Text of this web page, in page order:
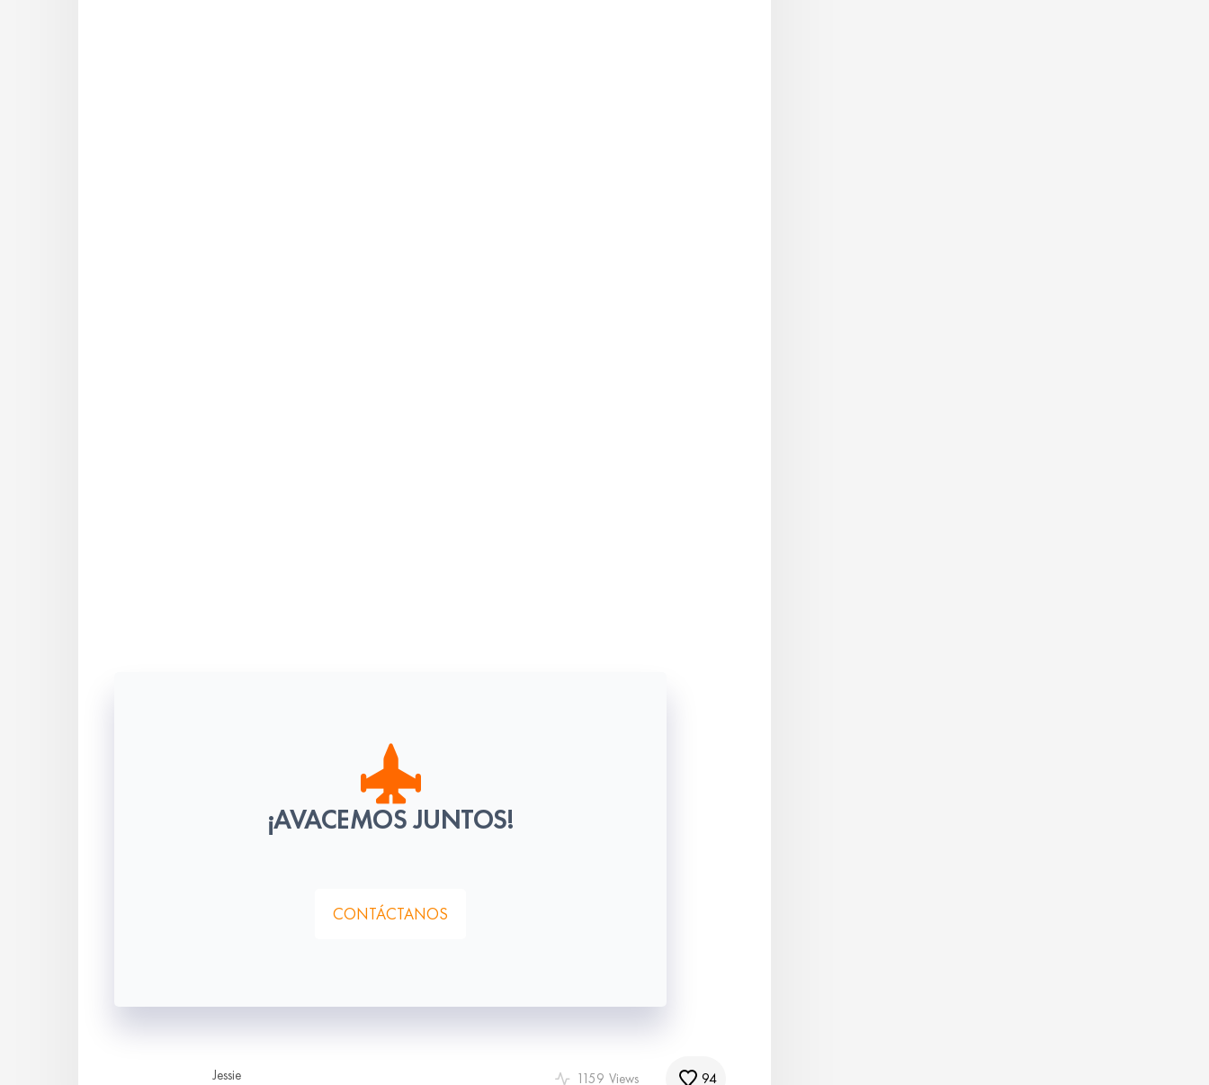
¡AVACEMOS JUNTOS!
CONTÁCTANOS
Jessie 1159 Views 94